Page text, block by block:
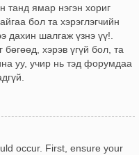
танд ямар нэгэн хориг
бол та хэрэглэгчийн
дахин шалгаж үзнэ үү!.
хэрэв үгүй бол, та
уу, учир нь тэд форумдаа
occur. First, ensure your